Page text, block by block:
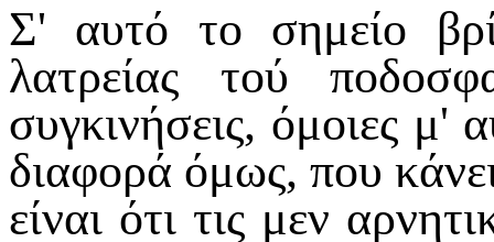
Σ' αυτό το σημείο
λατρείας τού
συγκινήσεις, όμοιες
διαφορά όμως, που
είναι ότι τις μεν